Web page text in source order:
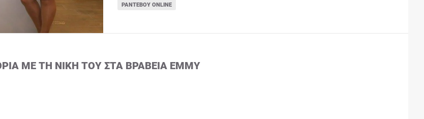
ΡΑΝΤΕΒΟΎ ONLINE
ΜΕ ΤΗ ΝΊΚΗ ΤΟΥ ΣΤΑ ΒΡΑΒΕΊΑ EMMY